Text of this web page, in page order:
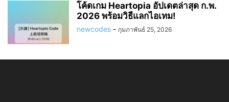
โค้ดเกม Heartopia อัปเดตล่าสุด ก.พ.
2026 พร้อมวิธีแลกไอเทม!
newcodes - กุมภาพันธ์ 25, 2026